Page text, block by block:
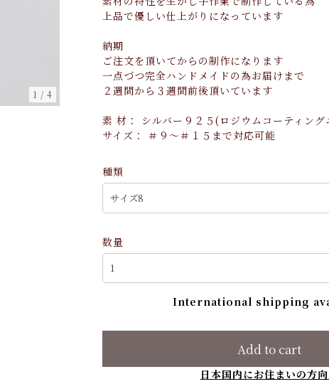
1 / 4
上品で優しい仕上がりになっています
納期
ご注文を頂いてからの制作になります
一点づつ完全ハンドメイドの為お届けまで
２週間から３週間前後頂いています
素 材： シルバー９２５(ロジウムコーティング
サイズ： ＃９～＃１５まで対応可能
種類
数量
International shipping
Add to cart
日本国内にお住まいの方